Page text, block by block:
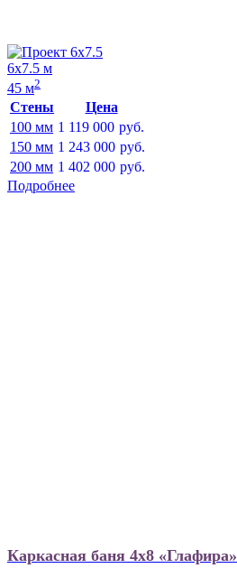
6х7.5 м
45 м2
Стены
Цена
100 мм 1 119 000 руб.
150 мм 1 243 000 руб.
200 мм 1 402 000 руб.
Подробнее
Каркасная баня 4х8 «Глафира»